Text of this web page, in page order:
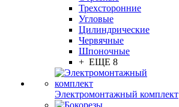
Трехсторонние
Угловые
Цилиндрические
Червячные
Шпоночные
+ ЕЩЕ 8
Электромонтажный комплект